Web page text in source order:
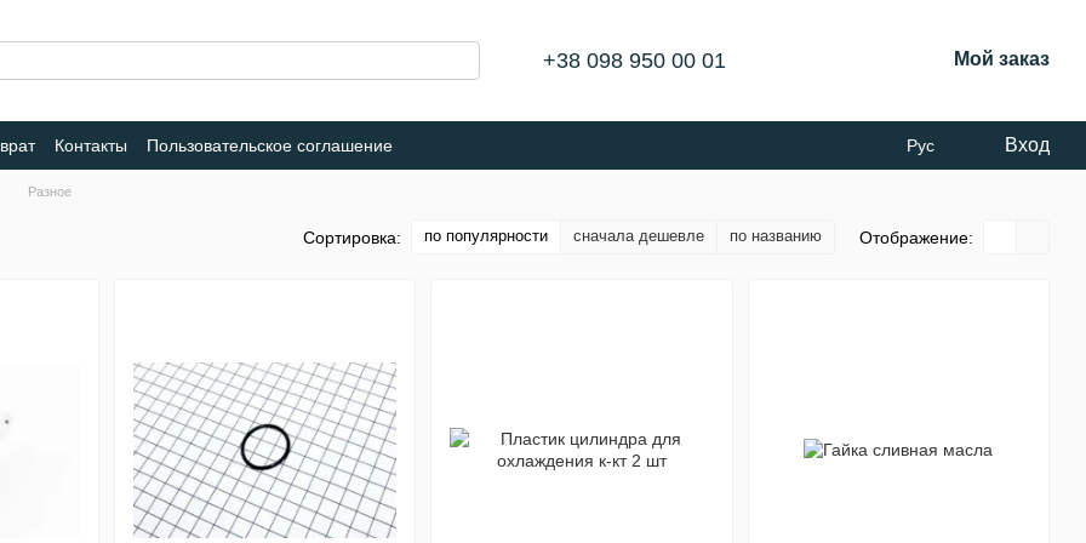
+38 098 950 00 01 Мой заказ
Контакты Пользовательское соглашение Рус Вход
Разное
Сортировка: по популярности сначала дешевле по названию Отображение: